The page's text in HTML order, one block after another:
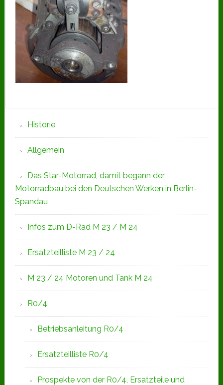
Seitenspalte
Historie
Allgemein
Das Star-Motorrad, damit begann der
Motorradbau bei den Deutschen Werken in Berlin-
Spandau
Infos zum D-Rad M 23 / M 24
Ersatzteilliste M 23 / 24
M 23 / 24 Motoren und Tank M 24
R0/4
Betriebsanleitung R0/4
Ersatzteilliste R0/4
Prospekte von der R0/4, Ersatzteile und